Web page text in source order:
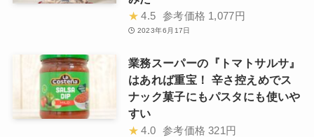
★ 4.5 参考価格 1,077円
2023年6月17日
業務スーパーの『トマトサルサ』
はあれば重宝！ 辛さ控えめでス
ナック菓子にもパスタにも使いや
すい
★ 4.0 参考価格 321円